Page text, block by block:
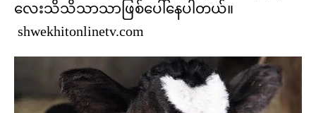
လေးသိသိသာသာဖြစ်ပေါ်နေပါတယ်။
shwekhitonlinetv.com